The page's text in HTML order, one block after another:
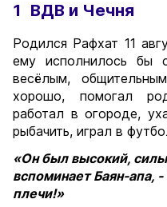
1 ВДВ и Чечня
Родился Рафхат 11
ему исполнилось бы
весёлым,
хорошо, помогал
работал в огороде,
рыбачить, играл в
«Он был высокий,
вспоминает Баян-апа, -
плечи!»